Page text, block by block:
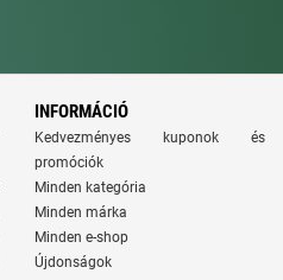
INFORMÁCIÓ
Kedvezményes kuponok és
promóciók
Minden kategória
Minden márka
Minden e-shop
Újdonságok